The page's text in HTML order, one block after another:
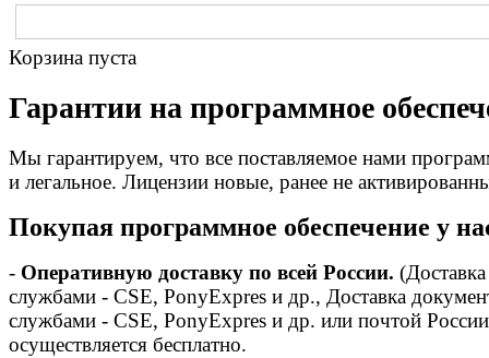
Корзина пуста
Гарантии на программное
Мы гарантируем, что все поставляемое нами
и легальное. Лицензии новые, ранее не
Покупая программное обеспечение у
- Оперативную доставку по всей России.
службами - CSE, PonyExpres и др., Доставка
службами - CSE, PonyExpres и др. или почтой
осуществляется бесплатно.